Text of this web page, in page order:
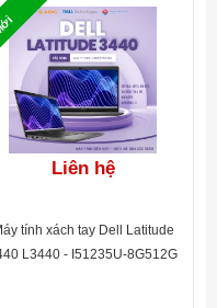
Liên hệ
tính xách tay Dell Latitude
L3440 - I51235U-8G512G